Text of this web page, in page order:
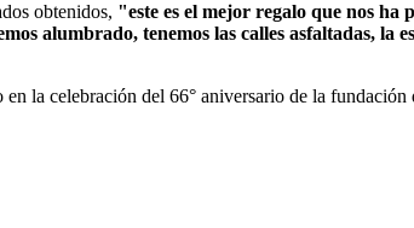
obtenidos, "este es el mejor regalo que nos
alumbrado, tenemos las calles asfaltadas,
la celebración del 66° aniversario de la